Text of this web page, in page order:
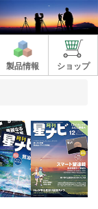
製品情報 ショップ